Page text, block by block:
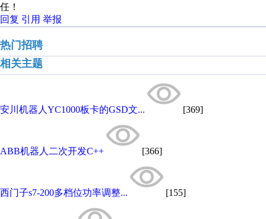
任！
回复 引用 举报
热门招聘
相关主题
安川机器人YC1000板卡的GSD文... [369]
ABB机器人二次开发C++ [366]
西门子s7-200多档位功率调整... [155]